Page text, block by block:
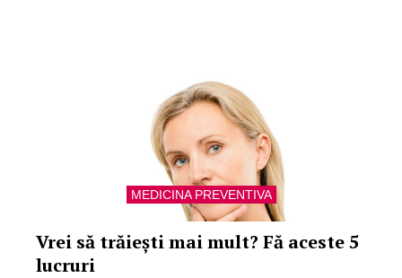
MEDICINA PREVENTIVA
Vrei să trăiești mai mult? Fă aceste 5
lucruri